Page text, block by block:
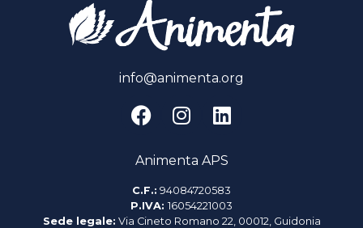
info@animenta.org
Animenta APS
C.F.: 94084720583
P.IVA: 16054221003
Sede legale: Via Cineto Romano 22, 00012, Guidonia